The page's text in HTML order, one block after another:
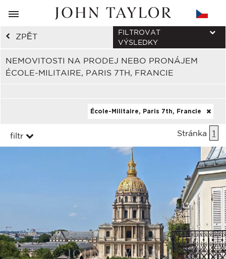
ZPĚT
NEMOVITOSTI NA PRODEJ NEBO PRONÁJEM
ÉCOLE-MILITAIRE, PARIS 7TH, FRANCIE
FILTROVAT
VÝSLEDKY
École-Militaire, Paris 7th, Francie
filtr Stránka 1